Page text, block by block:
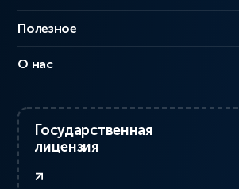
Полезное
О нас
Государственная
лицензия